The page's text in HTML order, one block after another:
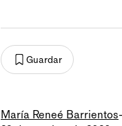
Guardar
María Reneé Barrientos-